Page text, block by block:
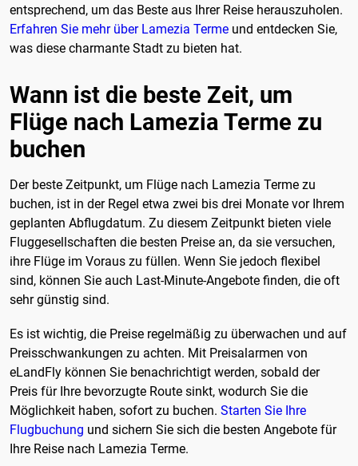
entsprechend, um das Beste aus Ihrer Reise herauszuholen.
Erfahren Sie mehr über Lamezia Terme und entdecken Sie,
was diese charmante Stadt zu bieten hat.
Wann ist die beste Zeit, um
Flüge nach Lamezia Terme zu
buchen
Der beste Zeitpunkt, um Flüge nach Lamezia Terme zu
buchen, ist in der Regel etwa zwei bis drei Monate vor Ihrem
geplanten Abflugdatum. Zu diesem Zeitpunkt bieten viele
Fluggesellschaften die besten Preise an, da sie versuchen,
ihre Flüge im Voraus zu füllen. Wenn Sie jedoch flexibel
sind, können Sie auch Last-Minute-Angebote finden, die oft
sehr günstig sind.
Es ist wichtig, die Preise regelmäßig zu überwachen und auf
Preisschwankungen zu achten. Mit Preisalarmen von
eLandFly können Sie benachrichtigt werden, sobald der
Preis für Ihre bevorzugte Route sinkt, wodurch Sie die
Möglichkeit haben, sofort zu buchen. Starten Sie Ihre
Flugbuchung und sichern Sie sich die besten Angebote für
Ihre Reise nach Lamezia Terme.